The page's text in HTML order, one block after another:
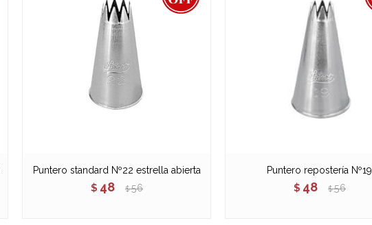
Puntero standard Nº22 estrella abierta
$ 48 $ 56
Puntero repostería Nº19
$ 48 $ 56